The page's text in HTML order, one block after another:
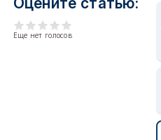
Еще нет голосов